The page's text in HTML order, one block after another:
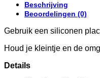
Beschrijving
Beoordelingen (0)
Gebruik een siliconen
Houd je kleintje en de
Details